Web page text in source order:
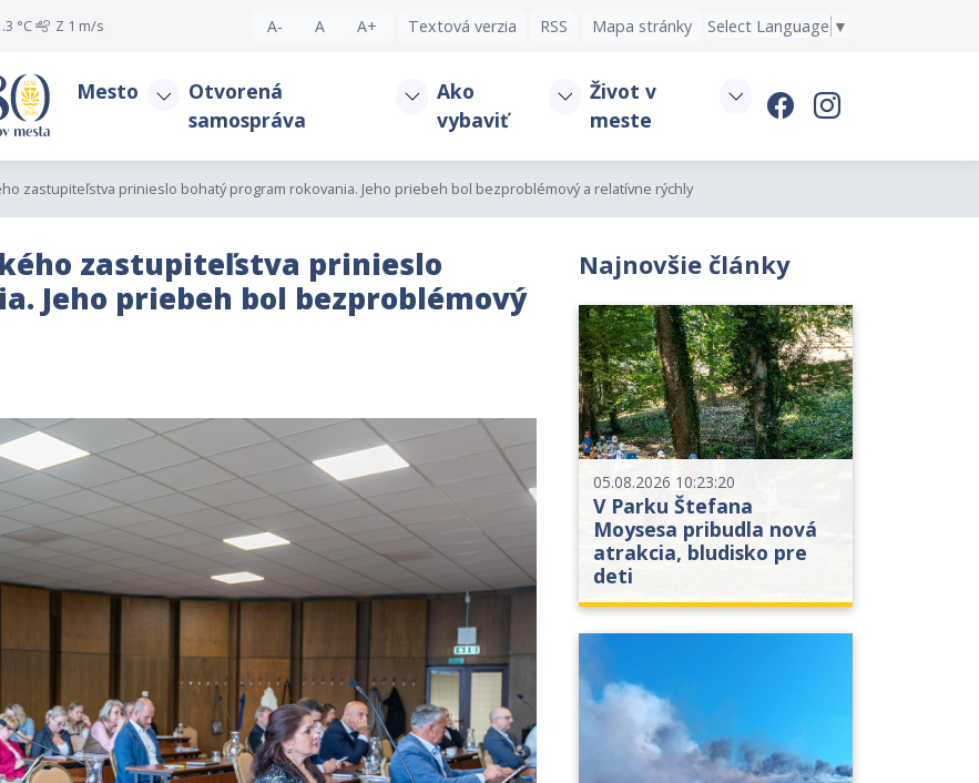
°C Z 1 m/s A- A A+ Textová verzia RSS Mapa stránky Select Language ▼
Mesto
Otvorená
samospráva
Ako
vybaviť
Život v
meste
zastupiteľstva prinieslo bohatý program rokovania. Jeho priebeh bol bezproblémový a relatívne rýchly
zastupiteľstva prinieslo
Jeho priebeh bol bezproblémový
Najnovšie články
05.08.2026 10:23:20
V Parku Štefana
Moysesa pribudla nová
atrakcia, bludisko pre
deti